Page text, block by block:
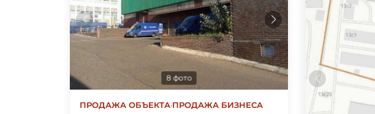
8 фото
ПРОДАЖА ОБЪЕКТА·ПРОДАЖА БИЗНЕСА